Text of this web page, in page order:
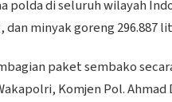
polda di seluruh wilayah
dan minyak goreng 296.887
paket sembako
Komjen Pol. Ahmad